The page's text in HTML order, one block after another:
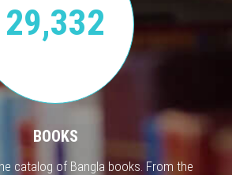
29,332
BOOKS
catalog of Bangla books. From the